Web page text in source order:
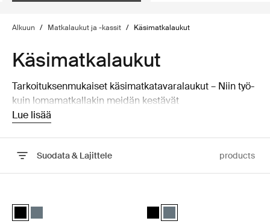
Alkuun / Matkalaukut ja -kassit / Käsimatkalaukut
Käsimatkalaukut
Tarkoituksenmukaiset käsimatkatavaralaukut – Niin työ-
kuin lomamatkallakin meidän kestävät
käsimatkatavaralaukkumme ovat käytännöllisiä.
Lue lisää
Suodata & Lajittele products
Thule Subterra hybrid travel bag Musta (selected)
Thule Subterra hybrid travel bag Tumma liuskekivi
Thule Subterra hybrid travel
Thule Subterra hybrid